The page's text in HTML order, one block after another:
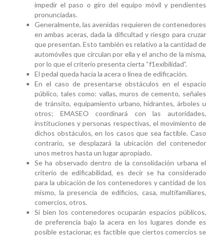
impedir el paso o giro del equipo móvil y pendientes
pronunciadas.
Generalmente, las avenidas requieren de contenedores
en ambas aceras, dada la dificultad y riesgo para cruzar
que presentan. Esto también es relativo a la cantidad de
automóviles que circulan por ella y el ancho de la misma,
por lo que el criterio presenta cierta “f1exibilidad”.
El pedal queda hacia la acera o línea de edificación.
En el caso de presentarse obstáculos en el espacio
público, tales como: vallas, muros de cemento, señales
de tránsito, equipamiento urbano, hidrantes, árboles u
otros; EMASEO coordinará con las autoridades,
instituciones y personas respectivas, el movimiento de
dichos obstáculos, en los casos que sea factible. Caso
contrario, se desplazará la ubicación del contenedor
unos metros hasta un lugar apropiado.
Se ha observado dentro de la consolidación urbana el
criterio de edificabilidad, es decir se ha considerado
para la ubicación de los contenedores y cantidad de los
mismo, la presencia de edificios, casa, multifamiliares,
comercios, otros.
Si bien los contenedores ocuparán espacios públicos,
de preferencia bajo la acera en los lugares donde es
posible estacionar, es factible que ciertos comercios se